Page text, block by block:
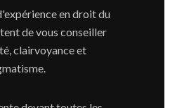
en droit du
de vous conseiller
clairvoyance et